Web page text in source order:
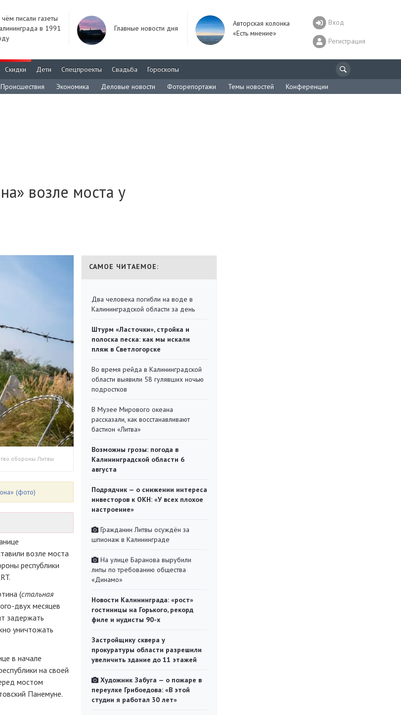
писали газеты
в 1991
Главные новости дня
Авторская колонка
«Есть мнение»
Вход
Регистрация
Скидки Дети Спецпроекты Свадьба
Гороскопы
Происшествия Экономика Деловые новости Фоторепортажи Темы новостей Конференции
возле моста у
обороны Литвы
(фото)
возле моста
республики
(стальная
двух месяцев
задержать
уничтожать
в начале
на своей
мостом
Панемуне.
САМОЕ ЧИТАЕМОЕ:
Два человека погибли на воде в
Калининградской области за день
Штурм «Ласточки», стройка и
полоска песка: как мы искали
пляж в Светлогорске
Во время рейда в Калининградской
области выявили 58 гулявших ночью
подростков
В Музее Мирового океана
рассказали, как восстанавливают
бастион «Литва»
Возможны грозы: погода в
Калининградской области 6
августа
Подрядчик — о снижении интереса
инвесторов к ОКН: «У всех плохое
настроение»
Гражданин Литвы осуждён за
шпионаж в Калининграде
На улице Баранова вырубили
липы по требованию общества
«Динамо»
Новости Калининграда: «рост»
гостиницы на Горького, рекорд
филе и нудисты 90-х
Застройщику сквера у
прокуратуры области разрешили
увеличить здание до 11 этажей
Художник Забуга — о пожаре в
переулке Грибоедова: «В этой
студии я работал 30 лет»